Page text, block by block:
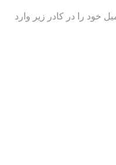
خود را در کادر زیر وارد